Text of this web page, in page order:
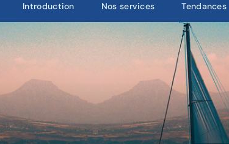
Introduction Nos services Tendances